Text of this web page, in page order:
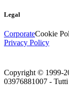
Legal
CorporateCookie
Privacy Policy
Copyright © 1999-
03976881007 -